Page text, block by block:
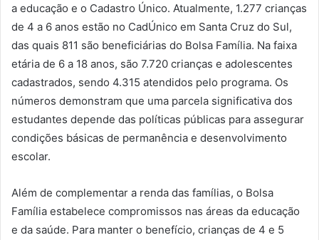
a educação e o Cadastro Único. Atualmente, 1.277 crianças
de 4 a 6 anos estão no CadÚnico em Santa Cruz do Sul,
das quais 811 são beneficiárias do Bolsa Família. Na faixa
etária de 6 a 18 anos, são 7.720 crianças e adolescentes
cadastrados, sendo 4.315 atendidos pelo programa. Os
números demonstram que uma parcela significativa dos
estudantes depende das políticas públicas para assegurar
condições básicas de permanência e desenvolvimento
escolar.
Além de complementar a renda das famílias, o Bolsa
Família estabelece compromissos nas áreas da educação
e da saúde. Para manter o benefício, crianças de 4 e 5